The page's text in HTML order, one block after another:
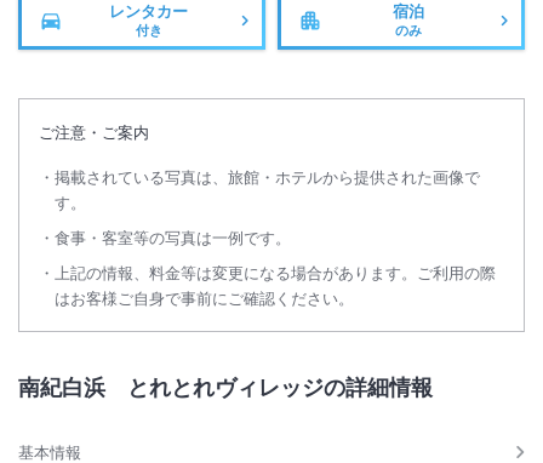
レンタカー
付き
宿泊
のみ
ご注意・ご案内
掲載されている写真は、旅館・ホテルから提供された画像で
す。
食事・客室等の写真は一例です。
上記の情報、料金等は変更になる場合があります。ご利用の際
はお客様ご自身で事前にご確認ください。
南紀白浜 とれとれヴィレッジの詳細情報
基本情報